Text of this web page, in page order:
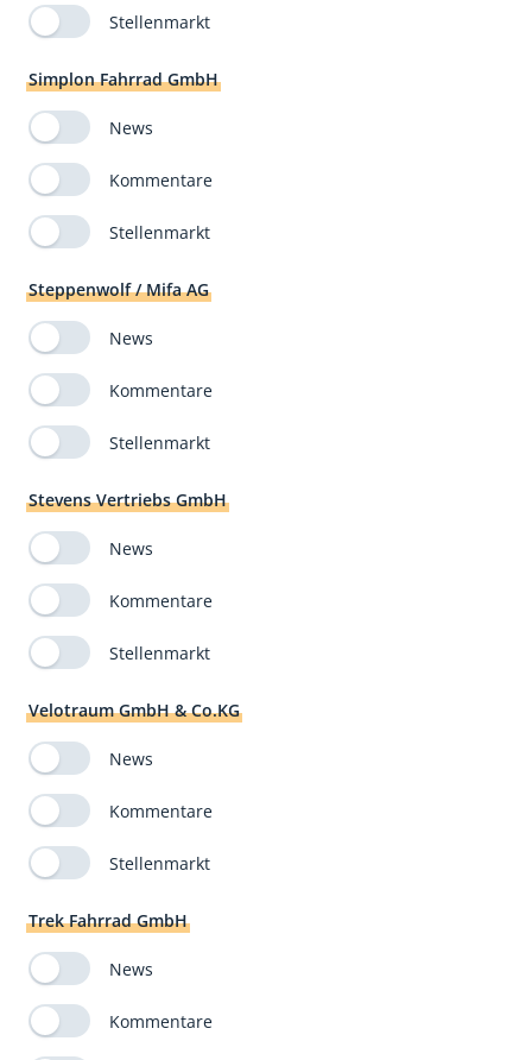
Stellenmarkt
Simplon Fahrrad GmbH
News
Kommentare
Stellenmarkt
Steppenwolf / Mifa AG
News
Kommentare
Stellenmarkt
Stevens Vertriebs GmbH
News
Kommentare
Stellenmarkt
Velotraum GmbH & Co.KG
News
Kommentare
Stellenmarkt
Trek Fahrrad GmbH
News
Kommentare